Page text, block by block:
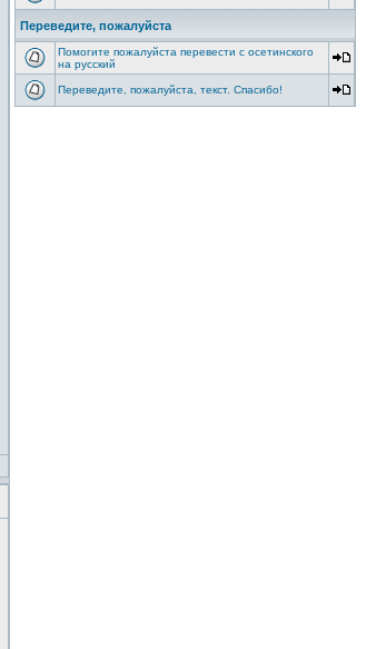
Переведите, пожалуйста
Помогите пожалуйста перевести с осетинского
на русский
Переведите, пожалуйста, текст. Спасибо!